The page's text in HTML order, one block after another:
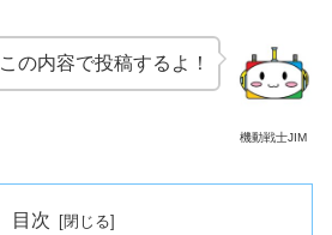
機動戦士JIM
この内容で投稿するよ！
目次